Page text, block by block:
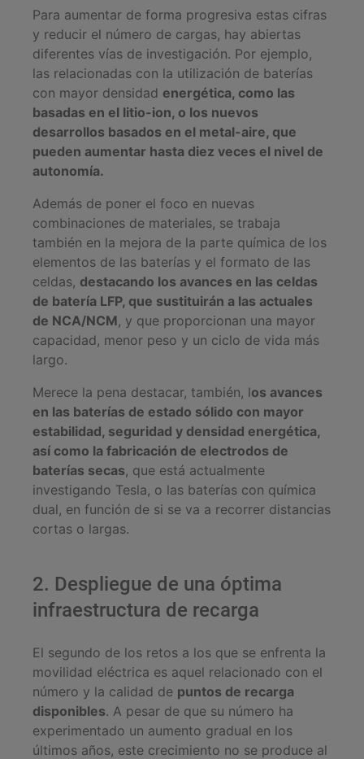
Para aumentar de forma progresiva estas cifras
y reducir el número de cargas, hay abiertas
diferentes vías de investigación. Por ejemplo,
las relacionadas con la utilización de baterías
con mayor densidad energética, como las
basadas en el litio-ion, o los nuevos
desarrollos basados en el metal-aire, que
pueden aumentar hasta diez veces el nivel de
autonomía.
Además de poner el foco en nuevas
combinaciones de materiales, se trabaja
también en la mejora de la parte química de los
elementos de las baterías y el formato de las
celdas, destacando los avances en las celdas
de batería LFP, que sustituirán a las actuales
de NCA/NCM, y que proporcionan una mayor
capacidad, menor peso y un ciclo de vida más
largo.
Merece la pena destacar, también, los avances
en las baterías de estado sólido con mayor
estabilidad, seguridad y densidad energética,
así como la fabricación de electrodos de
baterías secas, que está actualmente
investigando Tesla, o las baterías con química
dual, en función de si se va a recorrer distancias
cortas o largas.
2. Despliegue de una óptima
infraestructura de recarga
El segundo de los retos a los que se enfrenta la
movilidad eléctrica es aquel relacionado con el
número y la calidad de puntos de recarga
disponibles. A pesar de que su número ha
experimentado un aumento gradual en los
últimos años, este crecimiento no se produce al